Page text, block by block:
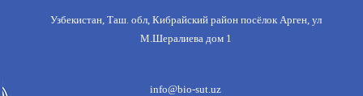
Узбекистан, Таш. обл, Кибрайский район посёлок Арген, ул
М.Шералиева дом 1
info@bio-sut.uz